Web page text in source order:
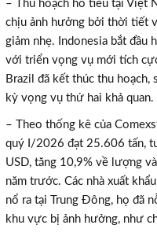
– Thu hoạch hồ tiêu tại Việt
chịu ảnh hưởng bởi thời tiết
giảm nhẹ. Indonesia bắt đầu
với triển vọng vụ mới tích
Brazil đã kết thúc thu
kỳ vọng vụ thứ hai khả quan.
– Theo thống kê của
quý I/2026 đạt 25.606 tấn,
USD, tăng 10,9% về lượng và
năm trước. Các nhà xuất khẩu
nổ ra tại Trung Đông, họ đã
khu vực bị ảnh hưởng, như